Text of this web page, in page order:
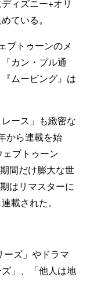
ィズニー+オリ
ている。
ブトゥーンのメ
カン・プル通
ムービング』は
ース」も緻密な
から連載を始
ブトゥーン
間だけ膨大な世
はリマスターに
載された。
ーズ」やドラマ
」、「他人は地